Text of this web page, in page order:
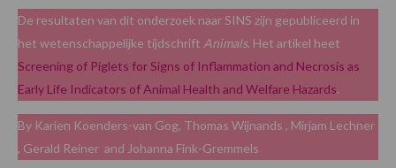
De resultaten van dit onderzoek naar SINS zijn gepubliceerd in
het wetenschappelijke tijdschrift Animals. Het artikel heet
Screening of Piglets for Signs of Inflammation and Necrosis as
Early Life Indicators of Animal Health and Welfare Hazards.
By Karien Koenders-van Gog, Thomas Wijnands , Mirjam Lechner
, Gerald Reiner and Johanna Fink-Gremmels